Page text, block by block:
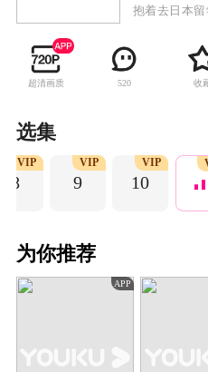
抱着去日本
不断安排相亲
学的费用，也
之下加入了
人物，因为
输参与真人
的陷入了这份
超清画质 520 收
选集
8
VIP
9
VIP
10
VIP
为你推荐
APP